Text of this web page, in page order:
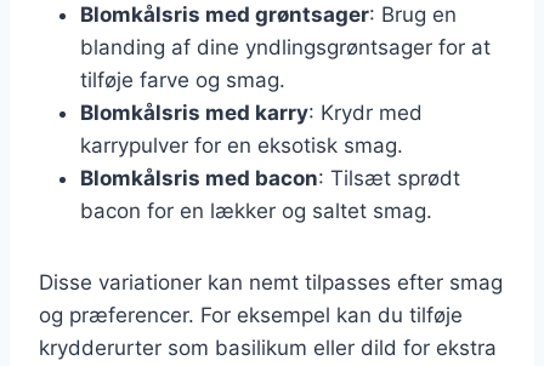
Blomkålsris med grøntsager: Brug en
blanding af dine yndlingsgrøntsager for at
tilføje farve og smag.
Blomkålsris med karry: Krydr med
karrypulver for en eksotisk smag.
Blomkålsris med bacon: Tilsæt sprødt
bacon for en lækker og saltet smag.
Disse variationer kan nemt tilpasses efter smag
og præferencer. For eksempel kan du tilføje
krydderurter som basilikum eller dild for ekstra